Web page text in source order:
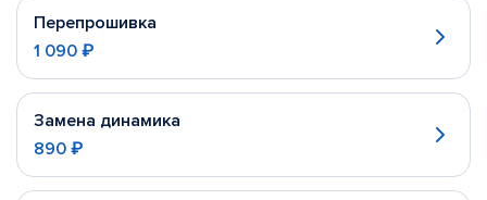
Перепрошивка
1 090 ₽
Замена динамика
890 ₽